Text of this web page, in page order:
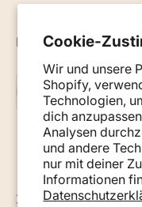
Cookie-
Wir und unsere
Shopify,
Technologien,
dich
Analysen
und andere
nur mit deiner
Informationen
Neuigkeiten,
E-Mail
Abonnieren
Österreich (EUR €)